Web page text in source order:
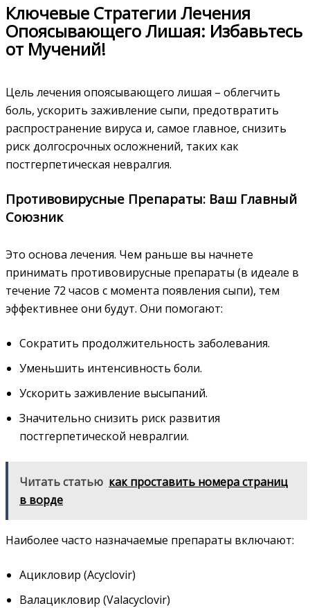
Ключевые Стратегии Лечения
Опоясывающего Лишая: Избавьтесь
от Мучений!
Цель лечения опоясывающего лишая – облегчить
боль, ускорить заживление сыпи, предотвратить
распространение вируса и, самое главное, снизить
риск долгосрочных осложнений, таких как
постгерпетическая невралгия.
Противовирусные Препараты: Ваш Главный
Союзник
Это основа лечения. Чем раньше вы начнете
принимать противовирусные препараты (в идеале в
течение 72 часов с момента появления сыпи), тем
эффективнее они будут. Они помогают:
Сократить продолжительность заболевания.
Уменьшить интенсивность боли.
Ускорить заживление высыпаний.
Значительно снизить риск развития
постгерпетической невралгии.
Читать статью как проставить номера страниц
в ворде
Наиболее часто назначаемые препараты включают:
Ацикловир (Acyclovir)
Валацикловир (Valacyclovir)